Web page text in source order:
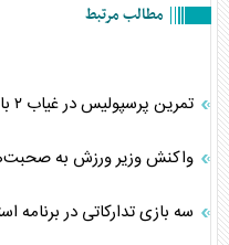
مطالب مرتبط
تمرین پرسپولیس در غیاب ۲ بازیکن مصدوم
واکنش وزیر ورزش به
سه بازی تدارکاتی در برنامه